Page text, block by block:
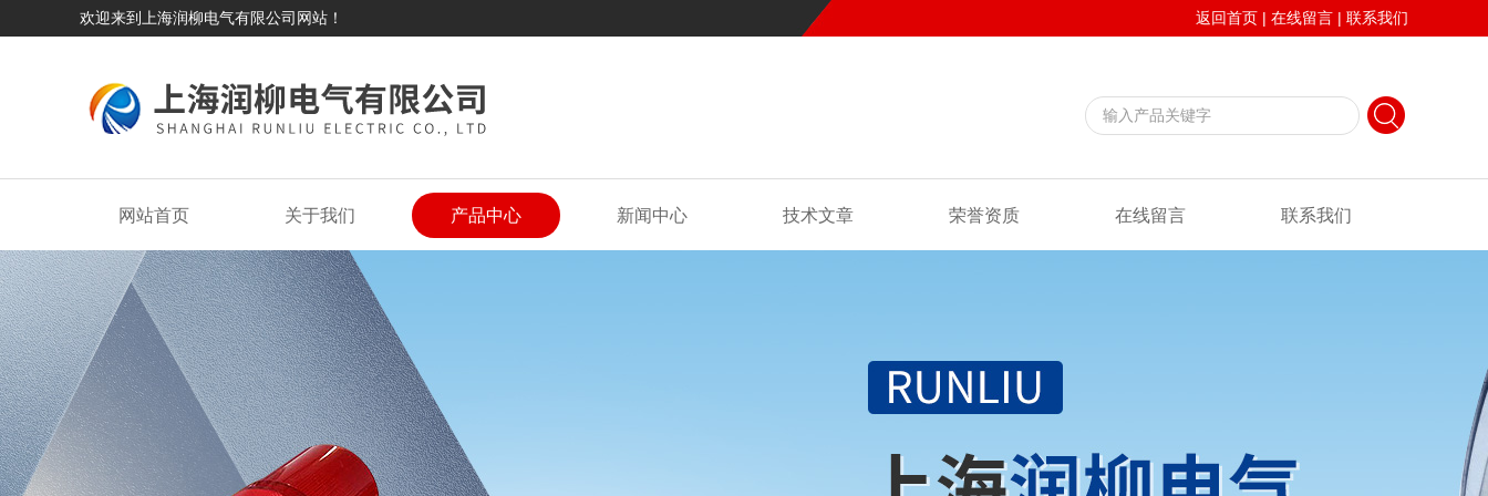
欢迎来到上海润柳电气有限公司网站！ 返回首页 | 在线留言 | 联系我们
网站首页 关于我们 产品中心 新闻中心 技术文章 荣誉资质 在线留言 联系我们